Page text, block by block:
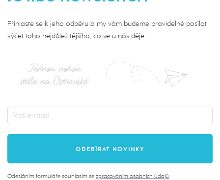
Přihlaste se k jeho odběru a my vám budeme pravidelně posílat
výčet toho nejdůležitějšího, co se u nás děje.
Jednou nohou
stále na Ostravské
Odesláním formuláře souhlasím se zpracováním osobních údajů